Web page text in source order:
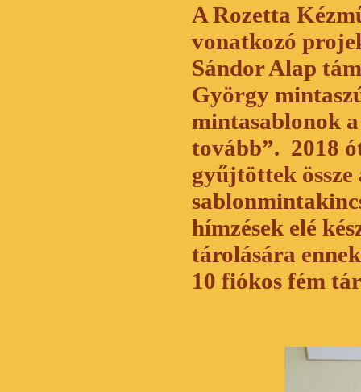
A Rozetta
vonatkozó
Sándor Alap
György
mintasablonok
tovább”. 2018
gyűjtöttek
hímzések elé
tárolására
10 fiókos fém